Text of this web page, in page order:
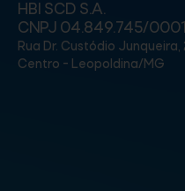
HBI SCD S.A.
CNPJ 04.849.745/
Rua Dr. Custódio Junqueira,
Centro - Leopoldina/MG